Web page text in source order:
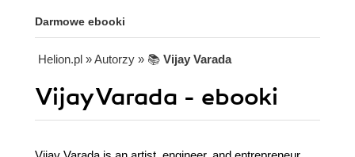
Darmowe ebooki
Helion.pl » Autorzy » 📚 Vijay Varada
Vijay Varada - ebooki